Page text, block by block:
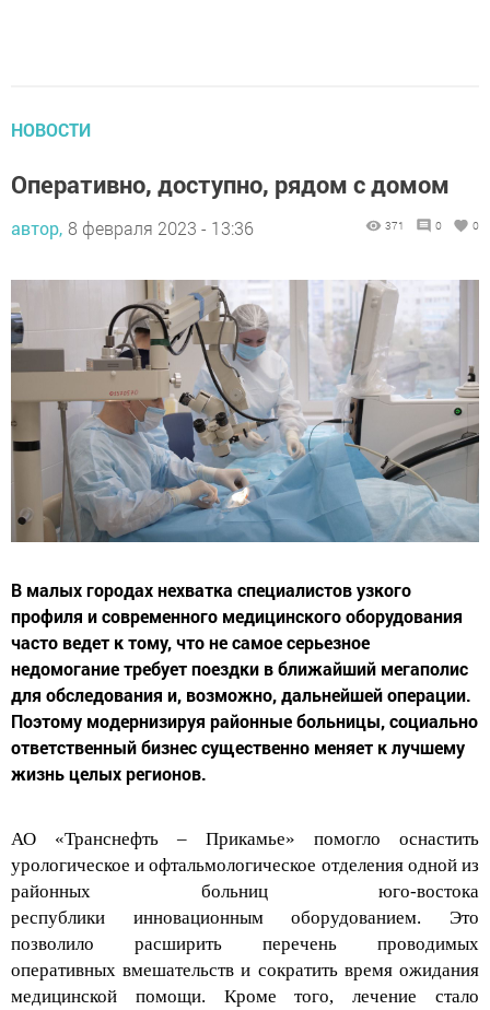
Оперативно, доступно, рядом с домом
профиля и современного медицинского оборудования
часто ведет к тому, что не самое серьезное
недомогание требует поездки в ближайший мегаполис
для обследования и, возможно, дальнейшей операции.
Поэтому модернизируя районные больницы, социально
ответственный бизнес существенно меняет к лучшему
жизнь целых регионов.
урологическоеи офтальмологическо еотделения однойиз
районныхбольниц юго-востока
республики
инновационным оборудованием. Это
позволило расширитьперечень проводимых
оперативных вмешательств
и сократить
время ожидания
медицинской помощи. Кроме того, лечение стало